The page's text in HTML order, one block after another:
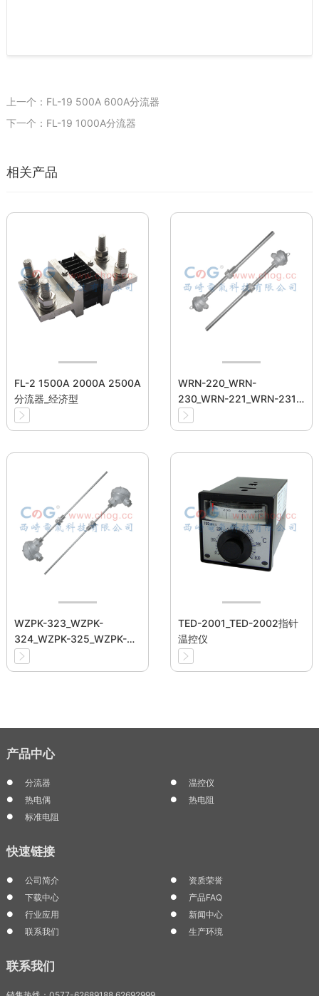
上一个：FL-19 500A 600A分流器
下一个：FL-19 1000A分流器
相关产品
FL-2 1500A 2000A 2500A
分流器_经济型
WRN-220_WRN-
230_WRN-221_WRN-231
装配式热电偶
WZPK-323_WZPK-
324_WZPK-325_WZPK-
326_WZPK-328铠装热电阻
TED-2001_TED-2002指针
温控仪
产品中心
分流器
温控仪
热电偶
热电阻
标准电阻
快速链接
公司简介
资质荣誉
下载中心
产品FAQ
行业应用
新闻中心
联系我们
生产环境
联系我们